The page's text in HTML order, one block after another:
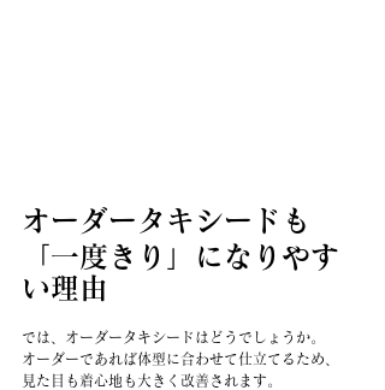
オーダータキシードも
「一度きり」になりやす
い理由
では、オーダータキシードはどうでしょうか。
オーダーであれば体型に合わせて仕立てるため、
見た目も着心地も大きく改善されます。